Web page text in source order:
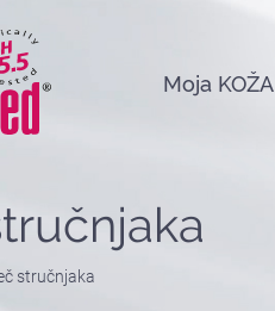
Moja KOŽA
stručnjaka